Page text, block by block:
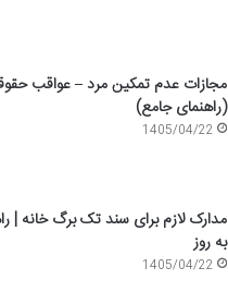
مجازات عدم تمکین مرد – عواقب
(راهنمای جامع)
1405/04/22
مدارک لازم برای سند تک برگ خانه |
به روز
1405/04/22